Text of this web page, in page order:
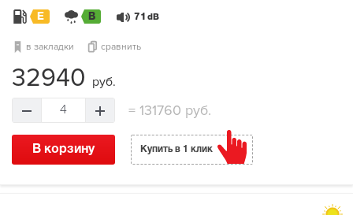
E B 71 dB
в закладки сравнить
32940 руб.
4 = 131760 руб.
В корзину Купить в 1 клик